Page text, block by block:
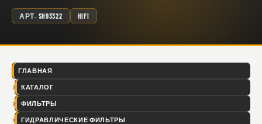
АРТ. SH93322 HIFI
ГЛАВНАЯ
КАТАЛОГ
ФИЛЬТРЫ
ГИДРАВЛИЧЕСКИЕ ФИЛЬТРЫ